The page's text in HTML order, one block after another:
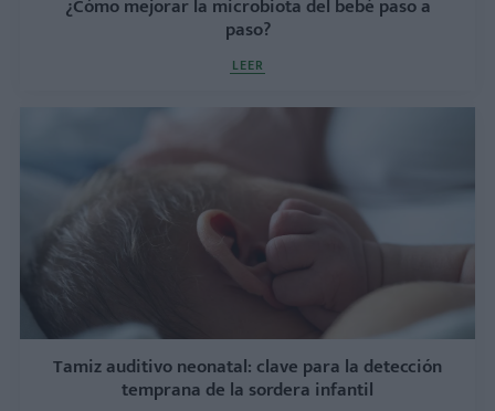
¿Cómo mejorar la microbiota del bebé paso a
paso?
LEER
Tamiz auditivo neonatal: clave para la detección
temprana de la sordera infantil